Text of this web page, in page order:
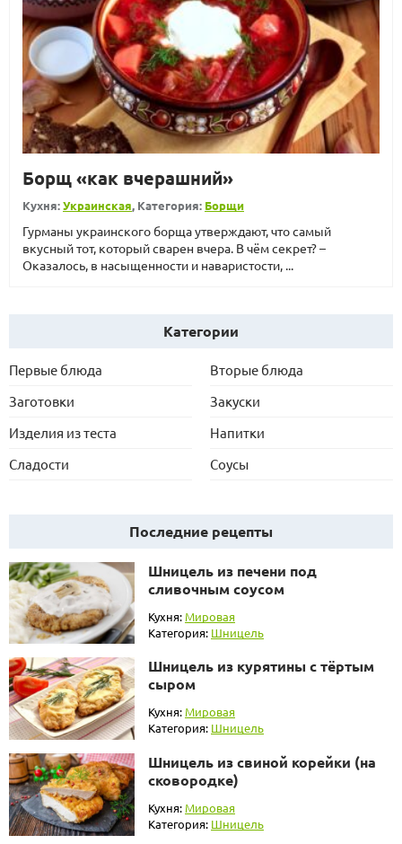
Борщ «как вчерашний»
Кухня:Украинская, Категория: Борщи
Гурманы украинского борща утверждают, что самый
вкусный тот, который сварен вчера. В чём секрет? –
Оказалось, в насыщенности и наваристости, ...
Категории
Первые блюда
Вторые блюда
Заготовки
Закуски
Изделия из теста
Напитки
Сладости
Соусы
Последние рецепты
Шницель из печени под
сливочным соусом
Кухня: Мировая
Категория: Шницель
Шницель из курятины с тёртым
сыром
Кухня:Мировая
Категория: Шницель
Шницель из свиной корейки (на
сковородке)
Кухня: Мировая
Категория: Шницель